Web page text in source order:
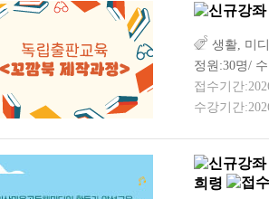
생활, 미
정원:30명/
접수기간
수강기간
희령